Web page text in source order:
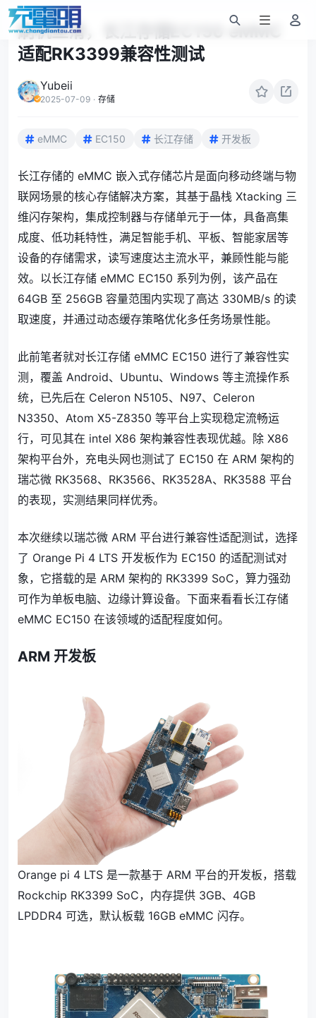
刷机丝滑，长江存储EC150 eMMC
适配RK3399兼容性测试
Yubeii
2025-07-09 · 存储
eMMC EC150 长江存储 开发板
长江存储的 eMMC 嵌入式存储芯片是面向移动终端与物
联网场景的核心存储解决方案，其基于晶栈 Xtacking 三
维闪存架构，集成控制器与存储单元于一体，具备高集
成度、低功耗特性，满足智能手机、平板、智能家居等
设备的存储需求，读写速度达主流水平，兼顾性能与能
效。以长江存储 eMMC EC150 系列为例，该产品在
64GB 至 256GB 容量范围内实现了高达 330MB/s 的读
取速度，并通过动态缓存策略优化多任务场景性能。
此前笔者就对长江存储 eMMC EC150 进行了兼容性实
测，覆盖 Android、Ubuntu、Windows 等主流操作系
统，已先后在 Celeron N5105、N97、Celeron
N3350、Atom X5-Z8350 等平台上实现稳定流畅运
行，可见其在 intel X86 架构兼容性表现优越。除 X86
架构平台外，充电头网也测试了 EC150 在 ARM 架构的
瑞芯微 RK3568、RK3566、RK3528A、RK3588 平台
的表现，实测结果同样优秀。
本次继续以瑞芯微 ARM 平台进行兼容性适配测试，选择
了 Orange Pi 4 LTS 开发板作为 EC150 的适配测试对
象，它搭载的是 ARM 架构的 RK3399 SoC，算力强劲
可作为单板电脑、边缘计算设备。下面来看看长江存储
eMMC EC150 在该领域的适配程度如何。
ARM 开发板
Orange pi 4 LTS 是一款基于 ARM 平台的开发板，搭载
Rockchip RK3399 SoC，内存提供 3GB、4GB
LPDDR4 可选，默认板载 16GB eMMC 闪存。